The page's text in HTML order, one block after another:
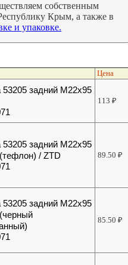
собственным
Крым, а также в
и упаковке.
Цена
53205 задний М22х95
113₽
53205 задний М22х95
/ ZTD
89.50₽
53205 задний М22х95
85.50₽